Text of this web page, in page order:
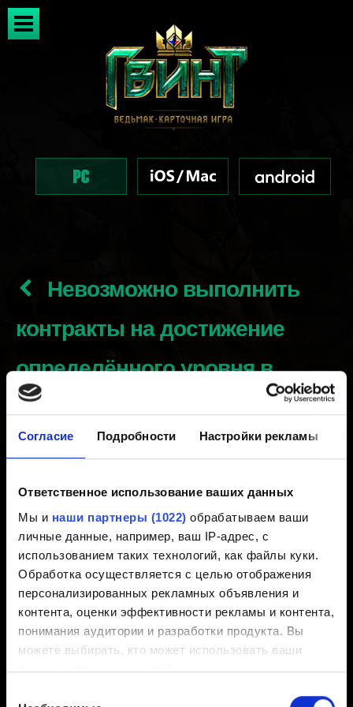
Согласие Подробности Настройки рекламы
Ответственное использование ваших данных
Мы и наши партнеры (1022) обрабатываем ваши
личные данные, например, ваш IP-адрес, с
использованием таких технологий, как файлы куки.
Обработка осуществляется с целью отображения
персонализированных рекламных объявления и
контента, оценки эффективности рекламы и контента,
понимания аудитории и разработки продукта. Вы
можете выбирать, кто может использовать ваши
данные и для каких целей.
Невозможно выполнить
контракты на достижение
определённого уровня в
путешествии
Если вы достигли необходимого уровня, но контракт
не выполнился, попробуйте ещё раз повысить
уровень в том же путешествии.
Нужна помощь?
Войдите в свою учетную запись